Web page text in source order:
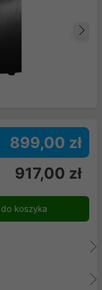
899,00 zł
917,00 zł
koszyka